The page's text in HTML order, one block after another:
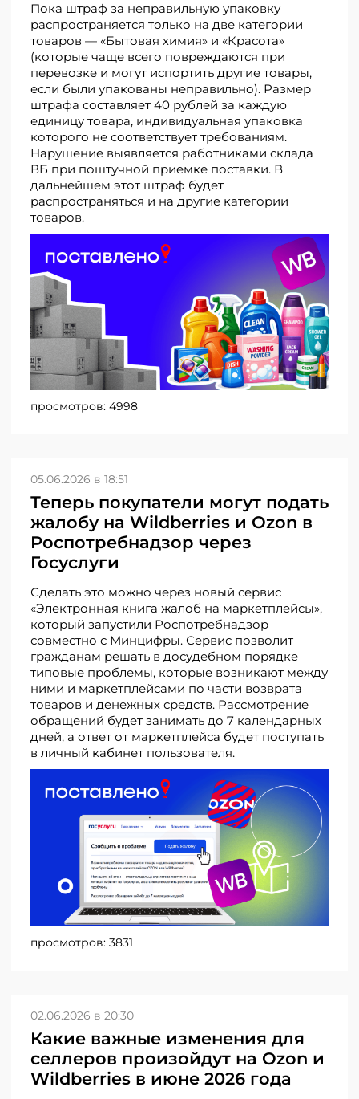
Пока штраф за неправильную упаковку
распространяется только на две категории
товаров — «Бытовая химия» и «Красота»
(которые чаще всего повреждаются при
перевозке и могут испортить другие товары,
если были упакованы неправильно). Размер
штрафа составляет 40 рублей за каждую
единицу товара, индивидуальная упаковка
которого не соответствует требованиям.
Нарушение выявляется работниками склада
ВБ при поштучной приемке поставки. В
дальнейшем этот штраф будет
распространяться и на другие категории
товаров.
просмотров: 4998
05.06.2026 в 18:51
Теперь покупатели могут подать
жалобу на Wildberries и Ozon в
Роспотребнадзор через
Госуслуги
Сделать это можно через новый сервис
«Электронная книга жалоб на маркетплейсы»,
который запустили Роспотребнадзор
совместно с Минцифры. Сервис позволит
гражданам решать в досудебном порядке
типовые проблемы, которые возникают между
ними и маркетплейсами по части возврата
товаров и денежных средств. Рассмотрение
обращений будет занимать до 7 календарных
дней, а ответ от маркетплейса будет поступать
в личный кабинет пользователя.
просмотров: 3831
02.06.2026 в 20:30
Какие важные изменения для
селлеров произойдут на Ozon и
Wildberries в июне 2026 года